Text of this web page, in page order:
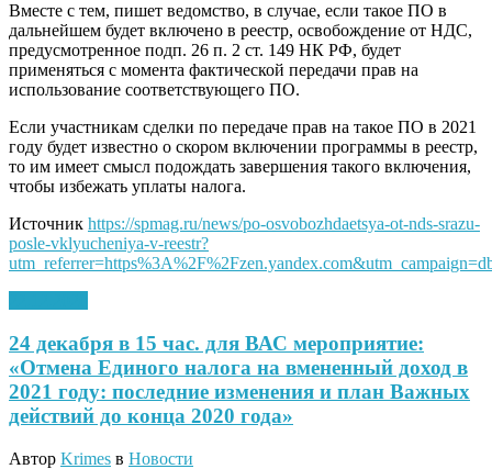
Вместе с тем, пишет ведомство, в случае, если такое ПО в
дальнейшем будет включено в реестр, освобождение от НДС,
предусмотренное подп. 26 п. 2 ст. 149 НК РФ, будет
применяться с момента фактической передачи прав на
использование соответствующего ПО.
Если участникам сделки по передаче прав на такое ПО в 2021
году будет известно о скором включении программы в реестр,
то им имеет смысл подождать завершения такого включения,
чтобы избежать уплаты налога.
Источник https://spmag.ru/news/po-osvobozhdaetsya-ot-nds-srazu-
posle-vklyucheniya-v-reestr?
24 декабря в 15 час. для ВАС мероприятие:
«Отмена Единого налога на вмененный доход в
2021 году: последние изменения и план Важных
действий до конца 2020 года»
Автор Krimes в Новости